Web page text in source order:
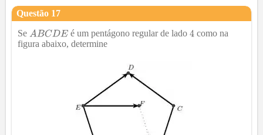
Questão 17
Se
é um pentágono regular de lado
como na
figura abaixo, determine